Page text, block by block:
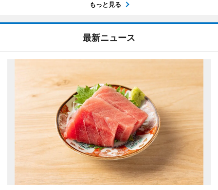
もっと見る
最新ニュース